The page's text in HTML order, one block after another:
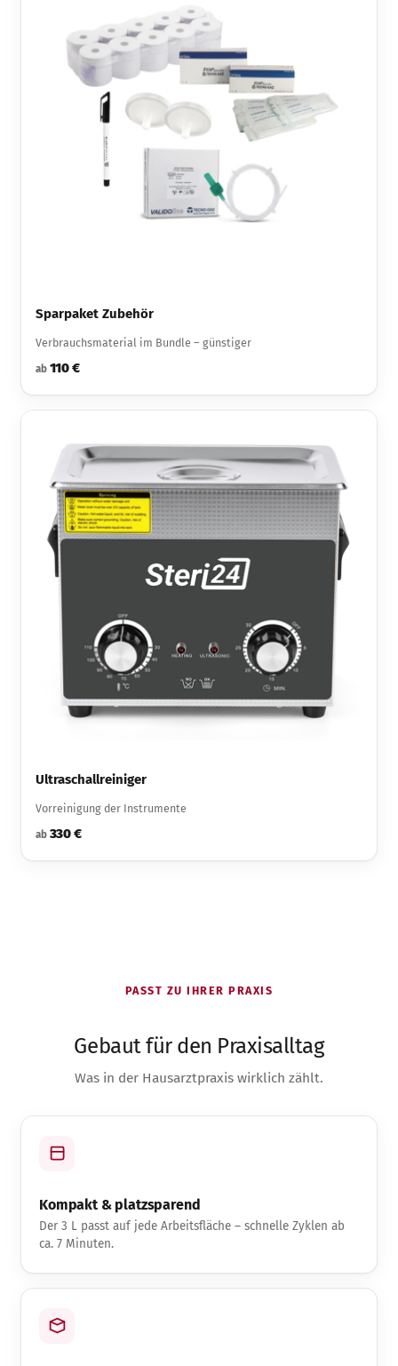
Sparpaket Zubehör
Verbrauchsmaterial im Bundle – günstiger
ab110 €
Ultraschallreiniger
Vorreinigung der Instrumente
ab330 €
PASST ZU IHRER PRAXIS
Gebaut für den Praxisalltag
Was in der Hausarztpraxis wirklich zählt.
Kompakt & platzsparend
Der 3 L passt auf jede Arbeitsfläche – schnelle Zyklen ab
ca. 7 Minuten.